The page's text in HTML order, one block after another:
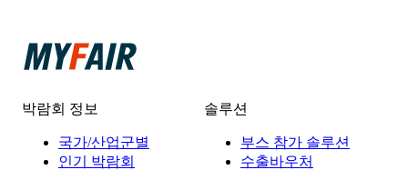
박람회 정보
국가/산업군별
인기 박람회
솔루션
부스 참가 솔루션
수출바우처